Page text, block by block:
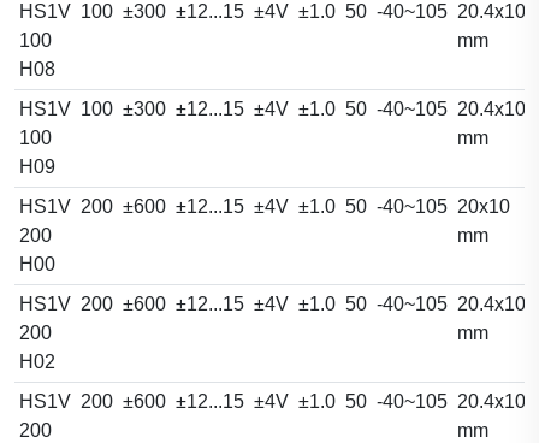
HS1V
100
H08
100 ±300 ±12...15 ±4V ±1.0 50 -40~105
mm
HS1V
100
H09
100 ±300 ±12...15 ±4V ±1.0 50 -40~105
mm
HS1V
200
H00
200 ±600 ±12...15 ±4V ±1.0 50 -40~105 20x10
mm
HS1V
200
H02
200 ±600 ±12...15 ±4V ±1.0 50 -40~105
mm
HS1V
200
200 ±600 ±12...15 ±4V ±1.0 50 -40~105
mm